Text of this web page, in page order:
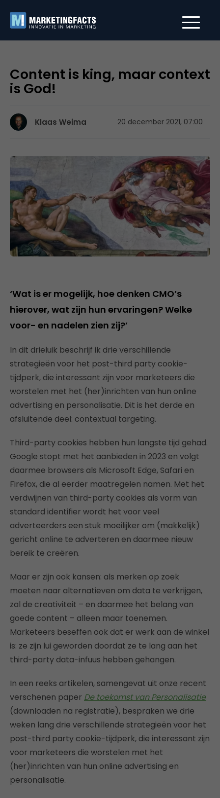
Content is king, maar context
is God!
Klaas Weima 20 december 2021, 07:00
‘Wat is er mogelijk, hoe denken CMO’s
hierover, wat zijn hun ervaringen? Welke
voor- en nadelen zien zij?’
In dit drieluik beschrijf ik drie verschillende
strategieën voor het post-third party cookie-
tijdperk, die interessant zijn voor marketeers die
worstelen met het (her)inrichten van hun online
advertising en personalisatie. Dit is het derde en
afsluitende deel: contextual targeting.
Third-party cookies hebben hun langste tijd gehad.
Google stopt met het aanbieden in 2023 en volgt
daarmee browsers als Microsoft Edge, Safari en
Firefox, die al eerder maatregelen namen. Met het
verdwijnen van third-party cookies als vorm van
standard identifier wordt het voor veel
adverteerders een stuk moeilijker om (makkelijk)
gericht online te adverteren en daarmee nieuw
bereik te creëren.
Maar er zijn ook kansen: als merken op zoek
moeten naar alternatieven om data te verkrijgen,
zal de creativiteit – en daarmee het belang van
goede content – alleen maar toenemen.
Marketeers beseffen ook dat er werk aan de winkel
is: ze zijn lui geworden doordat ze te lang aan het
third-party data-infuus hebben gehangen.
In een reeks artikelen, samengevat uit onze recent
verschenen paper De toekomst van Personalisatie
(downloaden na registratie), bespraken we drie
weken lang drie verschillende strategieën voor het
post-third party cookie-tijdperk, die interessant zijn
voor marketeers die worstelen met het
(her)inrichten van hun online advertising en
personalisatie.